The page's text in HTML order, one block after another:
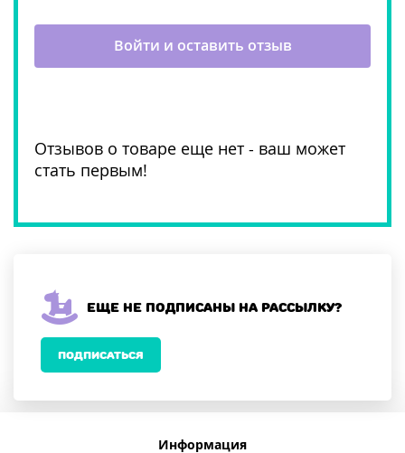
Отзывов о товаре еще нет - ваш может
стать первым!
Войти и оставить отзыв
Еще не подписаны на рассылку?
ПОДПИСАТЬСЯ
Информация